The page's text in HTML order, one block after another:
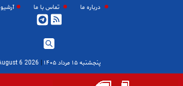
درباره ما تماس با ما آرشیو
پنجشنبه ۱۵ مرداد ۱۴۰۵ |
2026 August 6